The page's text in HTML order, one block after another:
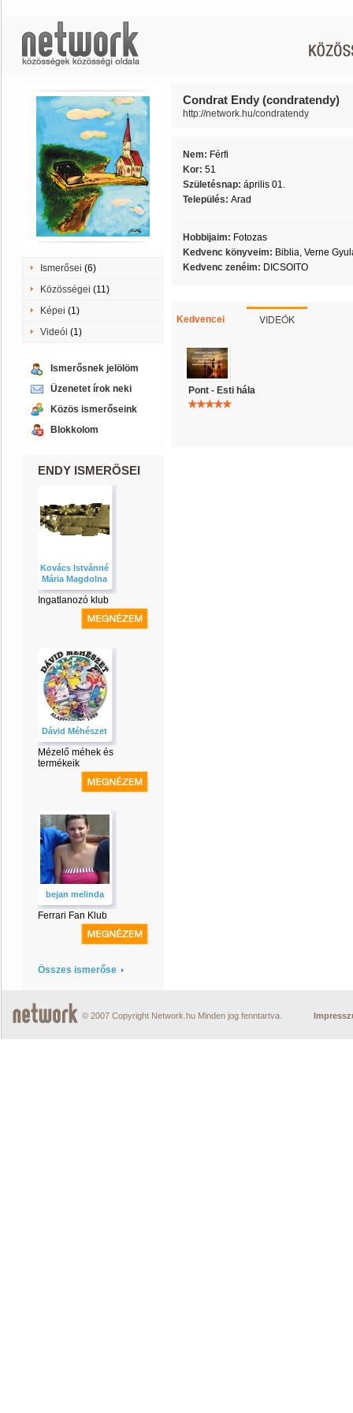
Ismerősei (6)
Közösségei (11)
Képei (1)
Videói (1)
Ismerősnek jelölöm
Üzenetet írok neki
Közös ismerőseink
Blokkolom
ENDY ISMERŐSEI
Kovács Istvánné
Mária Magdolna
Ingatlanozó klub
Dávid Méhészet
Mézelő méhek és
termékeik
bejan melinda
Ferrari Fan Klub
Összes ismerőse
Condrat Endy (condratendy)
http://network.hu/condratendy
Nem: Férfi
Kor: 51
Születésnap: április 01.
Település: Arad
Hobbijaim: Fotozas
Kedvenc könyveim: Biblia, Verne
Kedvenc zenéim: DICSOITO
Kedvencei VIDEÓK
Pont - Esti hála
© 2007 Copyright Network.hu Minden jog fenntartva.